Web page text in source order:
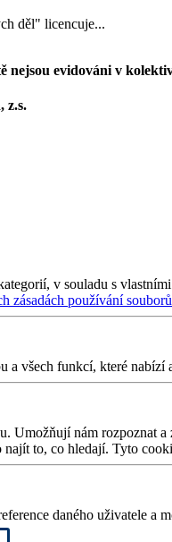
děl" licencuje...
nejsou evidováni v
z.s.
v souladu s
zásadách používání
a všech funkcí, které
Umožňují nám rozpoznat
to, co hledají. Tyto
daného uživatele a